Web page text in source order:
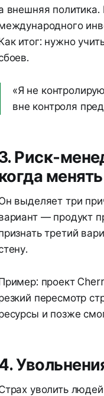
внешняя
итог: нужно
«Я не
вне контроля
выделяет три
— продукт
третий
проект
пересмотр
и позже
уволить